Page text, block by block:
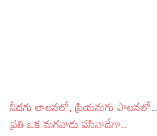
నీదగు లాలనలో, ప్రియమగు పాలనలో..
ప్రతి ఒక మగవాడు పసివాడేగా..